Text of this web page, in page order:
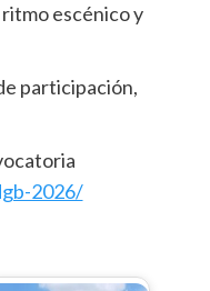
escénico y
participación,
2026/